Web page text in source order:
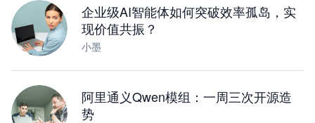
企业级AI智能体如何突破效率孤岛，实
现价值共振？
小墨
阿里通义Qwen模组：一周三次开源造
势